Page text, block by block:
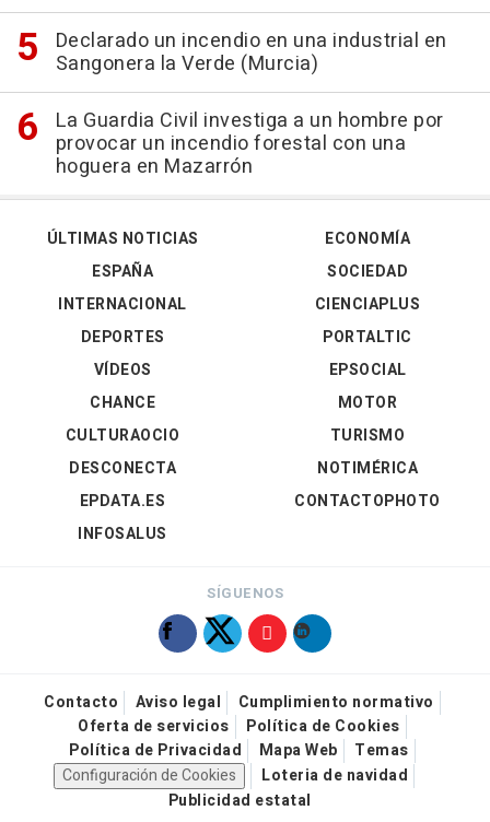
Declarado un incendio en una industrial en
Sangonera la Verde (Murcia)
La Guardia Civil investiga a un hombre por
provocar un incendio forestal con una
hoguera en Mazarrón
ÚLTIMAS NOTICIAS
ESPAÑA
INTERNACIONAL
DEPORTES
VÍDEOS
ECONOMÍA
SOCIEDAD
CIENCIAPLUS
PORTALTIC
EPSOCIAL
CHANCE
CULTURAOCIO
DESCONECTA
EPDATA.ES
INFOSALUS
MOTOR
TURISMO
NOTIMÉRICA
CONTACTOPHOTO
SÍGUENOS
Contacto Aviso legal
Cumplimiento normativo
Oferta de servicios
Política de Cookies
Política de Privacidad
Mapa Web
Temas
Configuración de Cookies
Loteria de navidad
Publicidad estatal